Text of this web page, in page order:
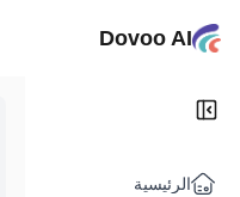
Dovoo AI
الرئيسية